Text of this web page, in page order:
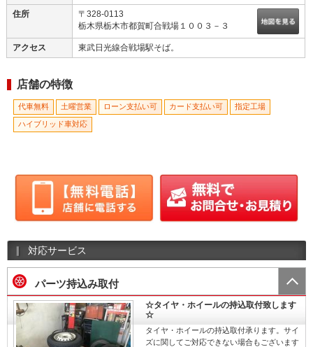
住所
〒328-0113
栃木県栃木市都賀町合戦場１００３－３
アクセス 東武日光線合戦場駅そば。
店舗の特徴
代車無料 土曜営業 ローン支払い可 カード支払い可 指定工場
ハイブリッド車対応
対応サービス
パーツ持込み取付
☆タイヤ・ホイールの持込取付致します
☆
タイヤ・ホイールの持込取付承ります。サイ
ズに関してご対応できない場合もございます